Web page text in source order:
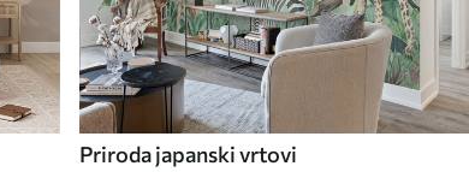
Priroda japanski vrtovi